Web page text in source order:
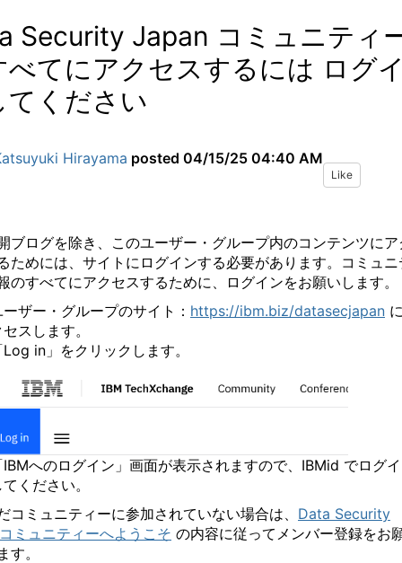
Security Japan コミュニティ
べてにアクセスするには ログ
てください
Hirayama posted 04/15/25 04:40 AM
Like
ブログを除き、このユーザー・グループ内のコンテンツにア
ためには、サイトにログインする必要があります。コミュニ
のすべてにアクセスするために、
ログインをお願いします。
ーザー・グループのサイト： https://ibm.biz/datasecjapan
スします。
Log in 」をクリックします。
IBMへのログイン」画面が表示されますので、 IBMid でログ
ください。
コミュニティーに参加されていない場合は、 Data Security
ミュニティーへようこそ の内容に従ってメンバー登録をお
す。